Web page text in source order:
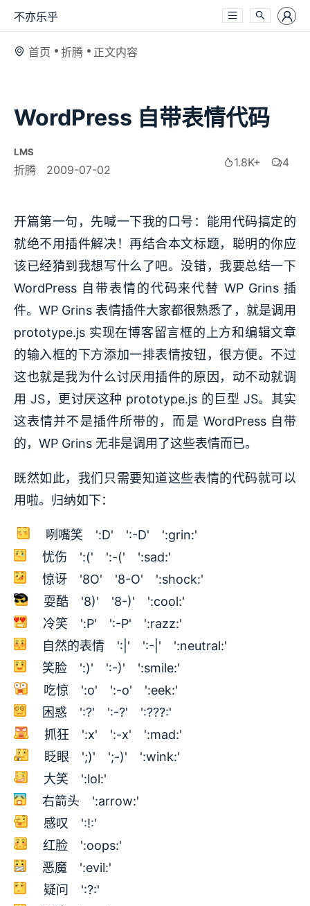
不亦乐乎
首页 折腾 正文内容
WordPress 自带表情代码
LMS
折腾 2009-07-02
1.8K+ 4
开篇第一句，先喊一下我的口号：能用代码搞定的
就绝不用插件解决！再结合本文标题，聪明的你应
该已经猜到我想写什么了吧。没错，我要总结一下
WordPress 自带表情的代码来代替 WP Grins 插
件。WP Grins 表情插件大家都很熟悉了，就是调用
prototype.js 实现在博客留言框的上方和编辑文章
的输入框的下方添加一排表情按钮，很方便。不过
这也就是我为什么讨厌用插件的原因，动不动就调
用 JS，更讨厌这种 prototype.js 的巨型 JS。其实
这表情并不是插件所带的，而是 WordPress 自带
的，WP Grins 无非是调用了这些表情而已。
既然如此，我们只需要知道这些表情的代码就可以
用啦。归纳如下：
咧嘴笑 ':D' ':-D' ':grin:'
忧伤 ':(' ':-(' ':sad:'
惊讶 '8O' '8-O' ':shock:'
耍酷 '8)' '8-)' ':cool:'
冷笑 ':P' ':-P' ':razz:'
自然的表情 ':|' ':-|' ':neutral:'
笑脸 ':)' ':-)' ':smile:'
吃惊 ':o' ':-o' ':eek:'
困惑 ':?' ':-?' ':???:'
抓狂 ':x' ':-x' ':mad:'
眨眼 ';)' ';-)' ':wink:'
大笑 ':lol:'
右箭头 ':arrow:'
感叹 ':!:'
红脸 ':oops:'
恶魔 ':evil:'
疑问 ':?:'